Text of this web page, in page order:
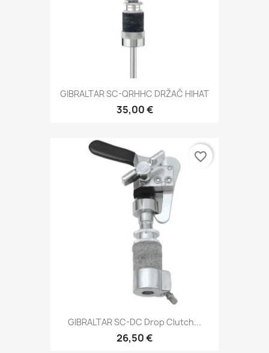
GIBRALTAR SC-QRHHC DRŽAČ HIHAT
35,00 €
GIBRALTAR SC-DC Drop Clutch...
26,50 €
favorite_border